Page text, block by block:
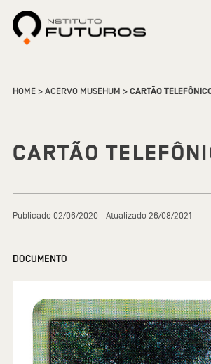
HOME>ACERVO MUSEHUM >CARTÃO
CARTÃO
Publicado 02/06/2020 - Atualizado 26/08/2021
DOCUMENTO